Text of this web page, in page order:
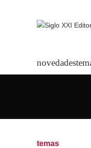
novedades
temas